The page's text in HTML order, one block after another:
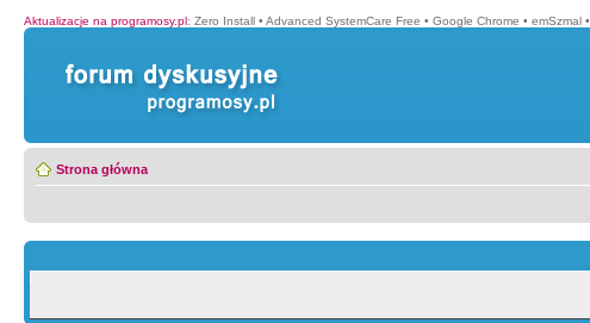
Aktualizacje na programosy.pl: Zero Install • Advanced SystemCare Free • Google Chrome • emSzmal •
Strona główna